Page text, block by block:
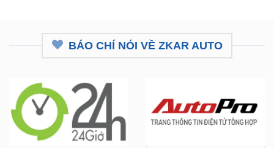
BÁO CHÍ NÓI VỀ ZKAR AUTO